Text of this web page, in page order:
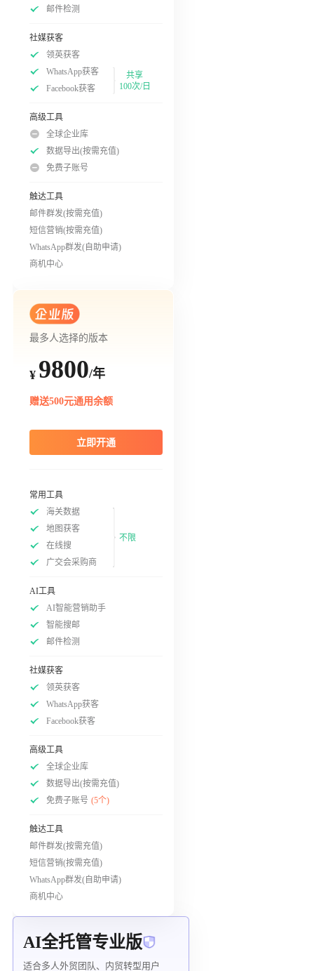
邮件检测
社媒获客
领英获客
WhatsApp获客
Facebook获客
共享
100次/日
高级工具
全球企业库
数据导出(按需充值)
免费子账号
触达工具
邮件群发(按需充值)
短信营销(按需充值)
WhatsApp群发(自助申请)
商机中心
最多人选择的版本
¥ 9800/年
赠送500元通用余额
立即开通
常用工具
海关数据
地图获客
在线搜
广交会采购商
不限
AI工具
AI智能营销助手
智能搜邮
邮件检测
社媒获客
领英获客
WhatsApp获客
Facebook获客
高级工具
全球企业库
数据导出(按需充值)
免费子账号 (5个)
触达工具
邮件群发(按需充值)
短信营销(按需充值)
WhatsApp群发(自助申请)
商机中心
AI全托管专业版
适合多人外贸团队、内贸转型用户